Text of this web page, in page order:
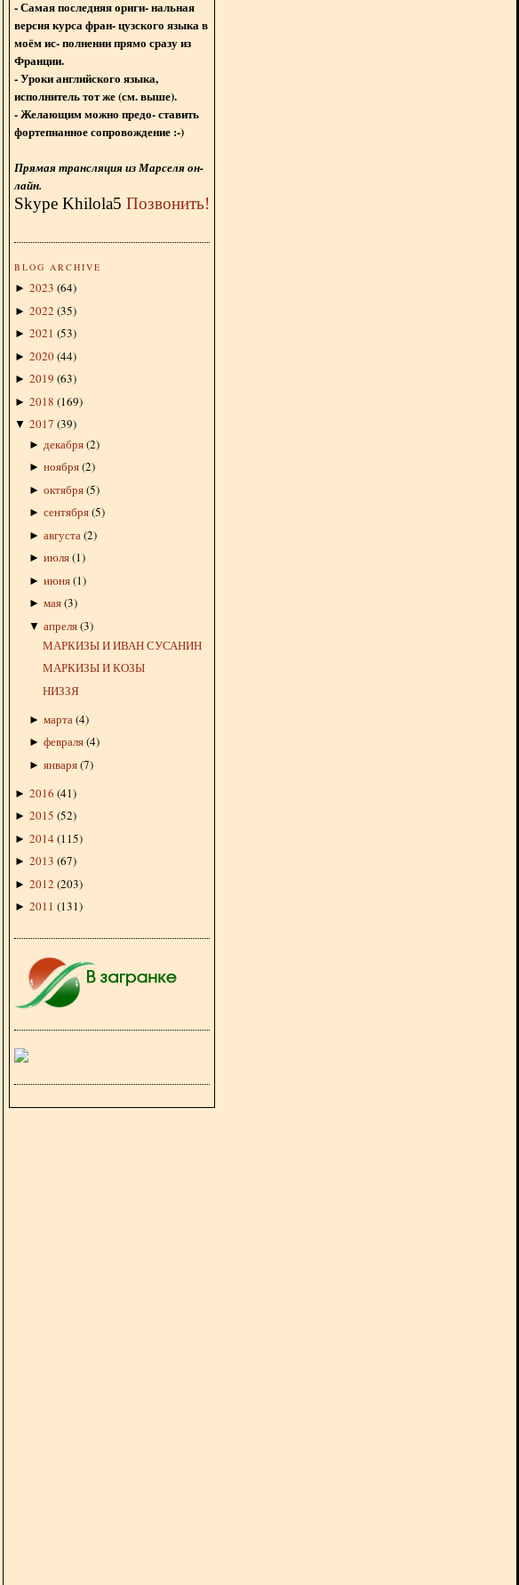
- Самая последняя ориги- нальная
версия курса фран- цузского языка в
моём ис- полнении прямо сразу из
Франции.
- Уроки английского языка,
исполнитель тот же (см. выше).
- Желающим можно предо- ставить
фортепианное сопровождение :-)
Прямая трансляция из Марселя он-
лайн.
Skype Khilola5 Позвонить!
BLOG ARCHIVE
► 2023 (64)
► 2022 (35)
► 2021 (53)
► 2020(44)
► 2019 (63)
► 2018 (169)
▼ 2017 (39)
► декабря(2)
► ноября(2)
► октября(5)
► сентября(5)
► августа (2)
► июля(1)
► июня(1)
► мая(3)
▼ апреля(3)
МАРКИЗЫ И ИВАН СУСАНИН
МАРКИЗЫ И КОЗЫ
НИЗЗЯ
► марта(4)
► февраля(4)
► января(7)
► 2016 (41)
► 2015 (52)
► 2014 (115)
► 2013 (67)
► 2012 (203)
► 2011 (131)